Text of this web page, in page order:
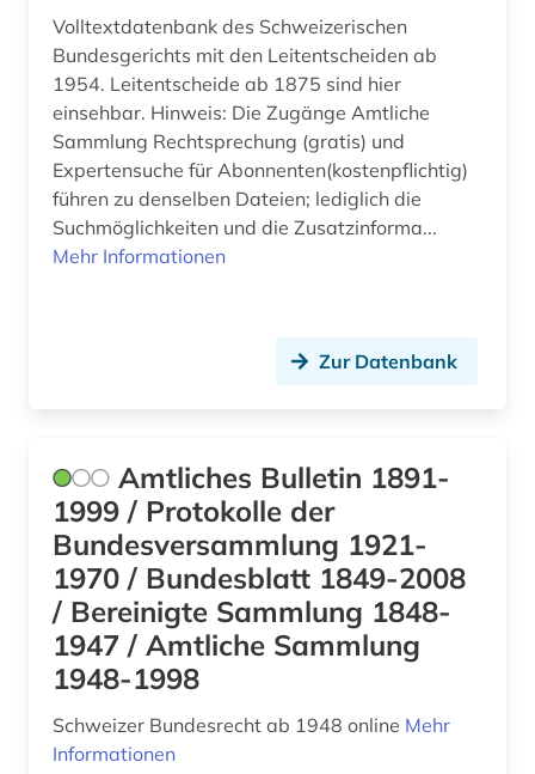
entscheidungssammlung (17)
entwicklung (1)
enzyklopädie (1)
erbrecht (1)
erlass (3)
eu-recht (1)
europa (13)
europarecht (5)
european case law identifier (1)
Volltextdatenbank des Schweizerischen
Bundesgerichts mit den Leitentscheiden ab
1954. Leitentscheide ab 1875 sind hier
einsehbar. Hinweis: Die Zugänge Amtliche
Sammlung Rechtsprechung (gratis) und
Expertensuche für Abonnenten(kostenpflichtig)
führen zu denselben Dateien; lediglich die
Suchmöglichkeiten und die Zusatzinforma...
Mehr Informationen
Zur Datenbank
Amtliches Bulletin 1891-
1999 / Protokolle der
Bundesversammlung 1921-
1970 / Bundesblatt 1849-2008
/ Bereinigte Sammlung 1848-
1947 / Amtliche Sammlung
1948-1998
Schweizer Bundesrecht ab 1948 online Mehr
Informationen